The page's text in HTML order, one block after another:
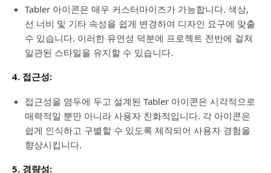
Tabler 아이콘은 매우 커스터마이즈가 가능합니다. 색상,
선 너비 및 기타 속성을 쉽게 변경하여 디자인 요구에 맞출
수 있습니다. 이러한 유연성 덕분에 프로젝트 전반에 걸쳐
일관된 스타일을 유지할 수 있습니다.
4. 접근성:
접근성을 염두에 두고 설계된 Tabler 아이콘은 시각적으로
매력적일 뿐만 아니라 사용자 친화적입니다. 각 아이콘은
쉽게 인식하고 구별할 수 있도록 제작되어 사용자 경험을
향상시킵니다.
5. 경량성: